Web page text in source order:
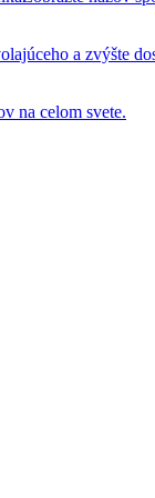
a zvýšte
na celom svete.